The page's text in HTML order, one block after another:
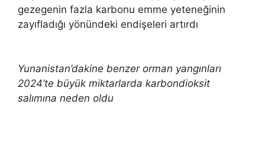
gezegenin fazla karbonu emme yeteneğinin
zayıfladığı yönündeki endişeleri artırdı
Yunanistan’dakine benzer orman yangınları
2024’te büyük miktarlarda karbondioksit
salımına neden oldu